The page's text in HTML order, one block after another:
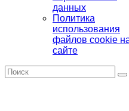
данных
Политика
использования
файлов cookie
сайте